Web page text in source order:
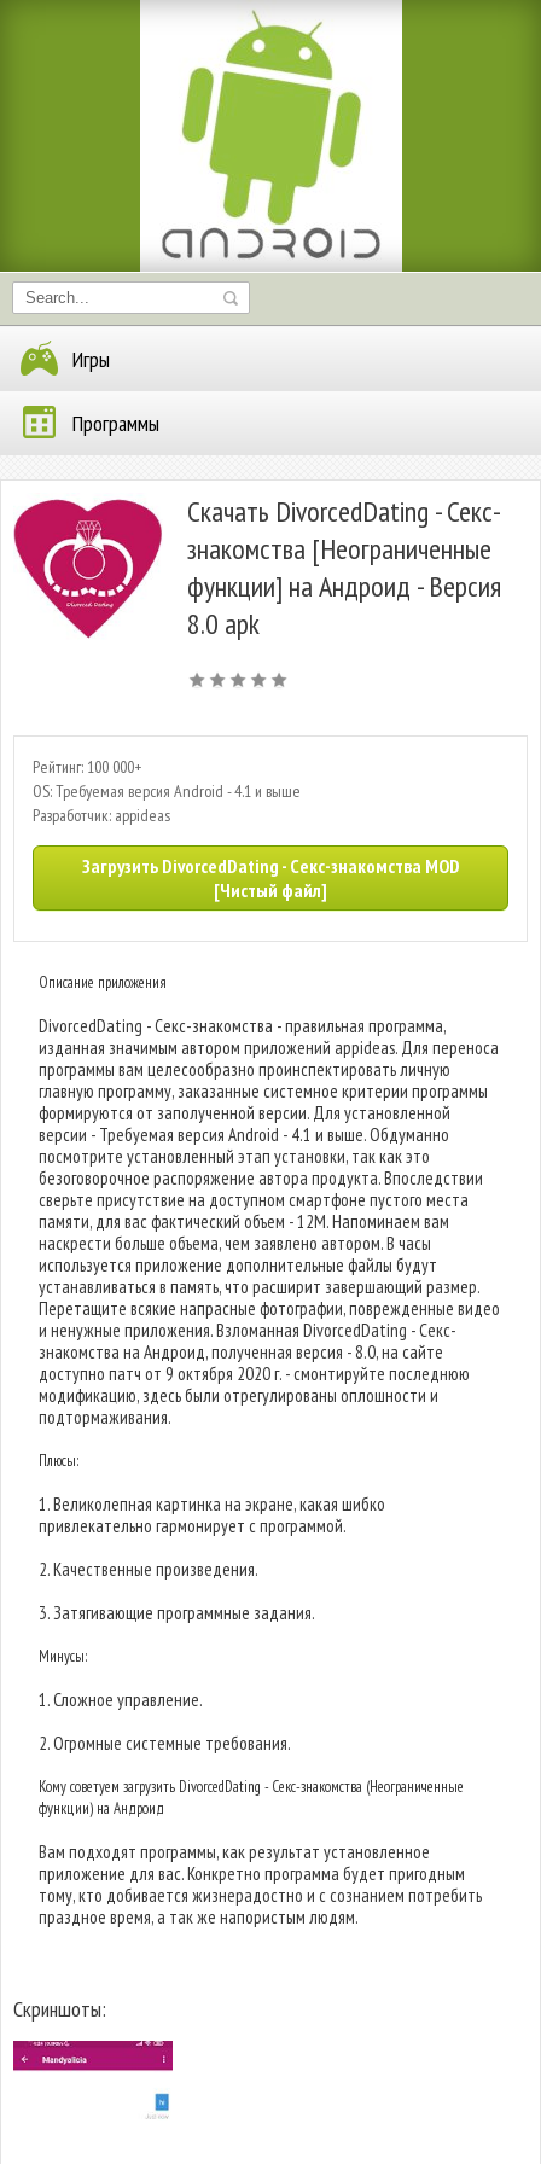
Игры
Программы
Скачать DivorcedDating - Секс-
знакомства [Неограниченные
функции] на Андроид - Версия
8.0 apk
Рейтинг: 100 000+
OS: Требуемая версия Android - 4.1 и выше
Разработчик: appideas
Загрузить DivorcedDating - Секс-знакомства MOD
[Чистый файл]
Описание приложения
DivorcedDating - Секс-знакомства - правильная программа,
изданная значимым автором приложений appideas. Для переноса
программы вам целесообразно проинспектировать личную
главную программу, заказанные системное критерии программы
формируются от заполученной версии. Для установленной
версии - Требуемая версия Android - 4.1 и выше. Обдуманно
посмотрите установленный этап установки, так как это
безоговорочное распоряжение автора продукта. Впоследствии
сверьте присутствие на доступном смартфоне пустого места
памяти, для вас фактический объем - 12M. Напоминаем вам
наскрести больше объема, чем заявлено автором. В часы
используется приложение дополнительные файлы будут
устанавливаться в память, что расширит завершающий размер.
Перетащите всякие напрасные фотографии, поврежденные видео
и ненужные приложения. Взломанная DivorcedDating - Секс-
знакомства на Андроид, полученная версия - 8.0, на сайте
доступно патч от 9 октября 2020 г. - смонтируйте последнюю
модификацию, здесь были отрегулированы оплошности и
подтормаживания.
Плюсы:
1. Великолепная картинка на экране, какая шибко
привлекательно гармонирует с программой.
2. Качественные произведения.
3. Затягивающие программные задания.
Минусы:
1. Сложное управление.
2. Огромные системные требования.
Кому советуем загрузить DivorcedDating - Секс-знакомства (Неограниченные
функции) на Андроид
Вам подходят программы, как результат установленное
приложение для вас. Конкретно программа будет пригодным
тому, кто добивается жизнерадостно и с сознанием потребить
праздное время, а так же напористым людям.
Скриншоты: